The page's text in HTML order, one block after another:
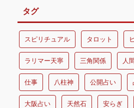
タグ
スピリチュアル タロット
ラリマー天寧 三角関係 人
仕事 八柱神 公開占い
大阪占い 天然石 安らぎ